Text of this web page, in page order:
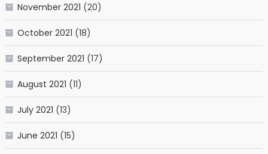
November 2021 (20)
October 2021 (18)
September 2021 (17)
August 2021 (11)
July 2021 (13)
June 2021 (15)